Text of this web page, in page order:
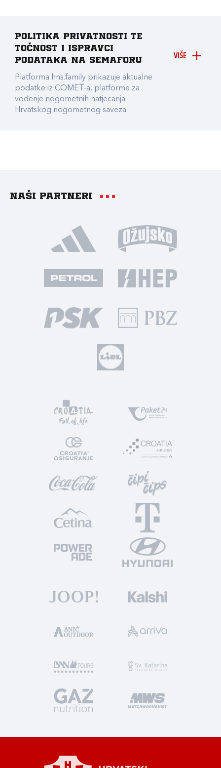
VIŠE
Politika privatnosti te
točnost i ispravci
podataka na Semaforu
Platforma hns.family prikazuje aktualne
podatke iz COMET-a, platforme za
vođenje nogometnih natjecanja
Hrvatskog nogometnog saveza.
Naši partneri